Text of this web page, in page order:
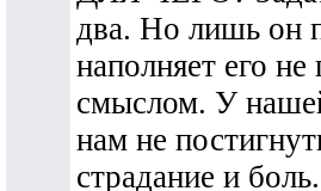
два. Но лишь он
наполняет его
смыслом. У
нам не
страдание и